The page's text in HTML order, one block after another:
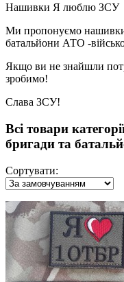
Нашивки Я люблю ЗСУ
Ми пропонуємо нашивки
батальйони АТО -
Якщо ви не знайшли
зробимо!
Слава ЗСУ!
Всі товари
бригади та
Сортувати: